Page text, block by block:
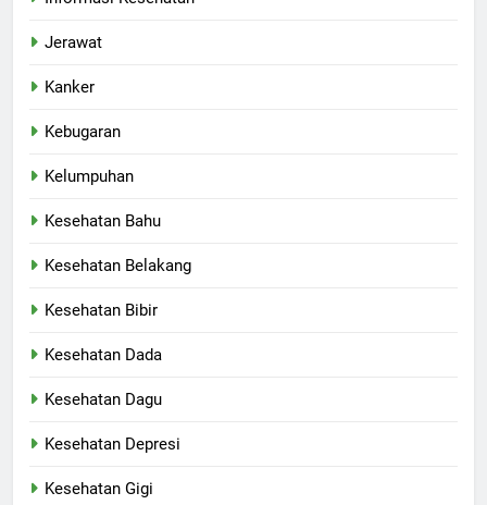
Jerawat
Kanker
Kebugaran
Kelumpuhan
Kesehatan Bahu
Kesehatan Belakang
Kesehatan Bibir
Kesehatan Dada
Kesehatan Dagu
Kesehatan Depresi
Kesehatan Gigi